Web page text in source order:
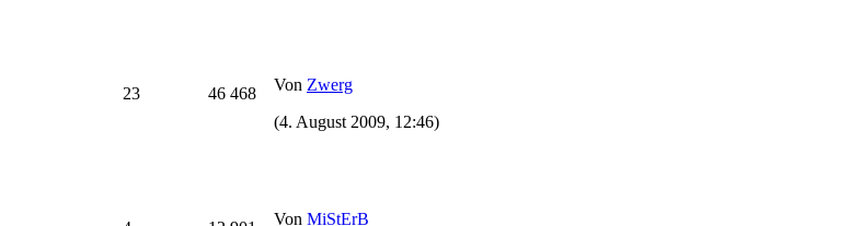
23 46 468 Von Zwerg
(4. August 2009, 12:46)
Von MiStErB